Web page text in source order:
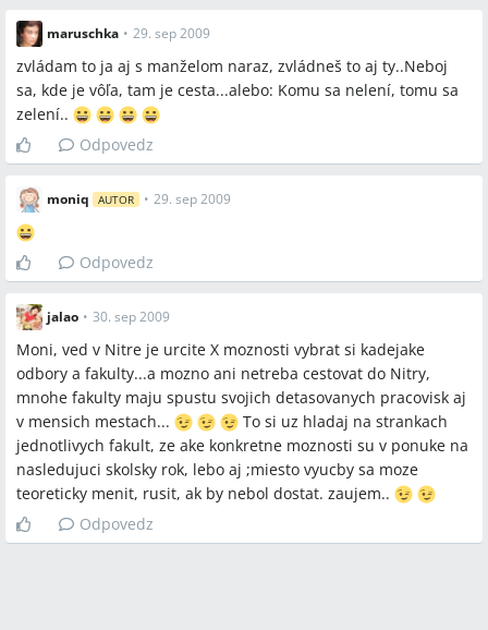
maruschka • 29. sep 2009
zvládam to ja aj s manželom naraz, zvládneš to aj ty..Neboj
sa, kde je vôľa, tam je cesta...alebo: Komu sa nelení, tomu sa
zelení..
Odpovedz
moniq AUTOR • 29. sep 2009
Odpovedz
jalao • 30. sep 2009
Moni, ved v Nitre je urcite X moznosti vybrat si kadejake
odbory a fakulty...a mozno ani netreba cestovat do Nitry,
mnohe fakulty maju spustu svojich detasovanych pracovisk aj
v mensich mestach...
To si uz hladaj na strankach
jednotlivych fakult, ze ake konkretne moznosti su v ponuke na
nasledujuci skolsky rok, lebo aj ;miesto vyucby sa moze
teoreticky menit, rusit, ak by nebol dostat. zaujem..
Odpovedz